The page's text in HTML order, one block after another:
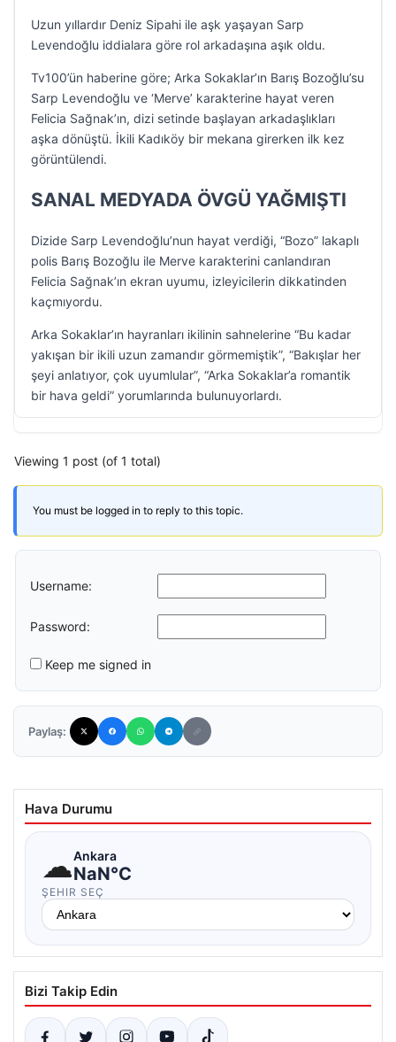
Uzun yıllardır Deniz Sipahi ile aşk yaşayan Sarp
Levendoğlu iddialara göre rol arkadaşına aşık oldu.
Tv100’ün haberine göre; Arka Sokaklar’ın Barış Bozoğlu’su
Sarp Levendoğlu ve ‘Merve’ karakterine hayat veren
Felicia Sağnak’ın, dizi setinde başlayan arkadaşlıkları
aşka dönüştü. İkili Kadıköy bir mekana girerken ilk kez
görüntülendi.
SANAL MEDYADA ÖVGÜ YAĞMIŞTI
Dizide Sarp Levendoğlu’nun hayat verdiği, “Bozo” lakaplı
polis Barış Bozoğlu ile Merve karakterini canlandıran
Felicia Sağnak’ın ekran uyumu, izleyicilerin dikkatinden
kaçmıyordu.
Arka Sokaklar’ın hayranları ikilinin sahnelerine “Bu kadar
yakışan bir ikili uzun zamandır görmemiştik”, “Bakışlar her
şeyi anlatıyor, çok uyumlular”, “Arka Sokaklar’a romantik
bir hava geldi” yorumlarında bulunuyorlardı.
Viewing 1 post (of 1 total)
You must be logged in to reply to this topic.
Username:
Password:
Keep me signed in
Paylaş:
Hava Durumu
☁Ankara
NaN°C
ŞEHIR SEÇ
Bizi Takip Edin